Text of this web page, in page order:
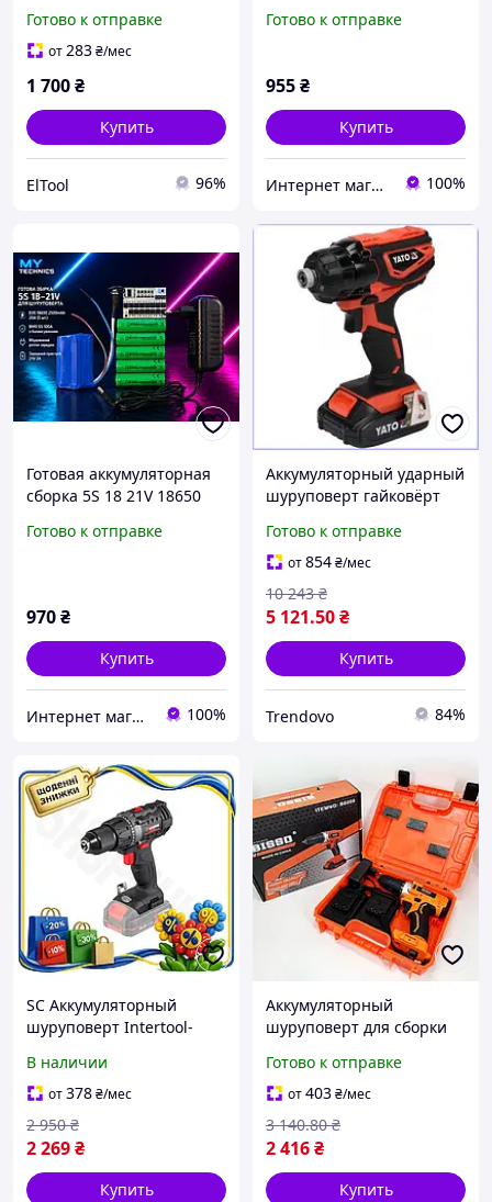
KRAFT DELE для сборки и
сверления с набором
Готово к отправке
от283₴/мес
1 700₴
Купить
ElTool 96%
шуруповерта + зарядка
Готово к отправке
955₴
Купить
Интернет магазин My Technics 100%
Готовая аккумуляторная
сборка 5S 18 21V 18650
шуруповерта + зарядка
Готово к отправке
970₴
Купить
Интернет магазин My Technics 100%
Аккумуляторный ударный
шуруповерт гайковёрт
работы с крепежом и
сборки мебели
Готово к отправке
от854₴/мес
5 121.50₴
10 243 ₴
Купить
Trendovo 84%
SC Аккумуляторный
шуруповерт Intertool-
без Li-Ion инструмент для
сборки и ремон CH2_99K
В наличии
от378₴/мес
2 269₴
2 950 ₴
Купить
Аккумуляторный
шуруповерт для сборки
мощный инструмент для
домашнего
использования
Готово к отправке
от403₴/мес
2 416₴
3 140.80 ₴
Купить